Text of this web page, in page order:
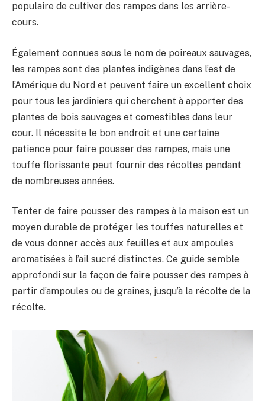
populaire de cultiver des rampes dans les arrière-
cours.
Également connues sous le nom de poireaux sauvages,
les rampes sont des plantes indigènes dans l’est de
l’Amérique du Nord et peuvent faire un excellent choix
pour tous les jardiniers qui cherchent à apporter des
plantes de bois sauvages et comestibles dans leur
cour. Il nécessite le bon endroit et une certaine
patience pour faire pousser des rampes, mais une
touffe florissante peut fournir des récoltes pendant
de nombreuses années.
Tenter de faire pousser des rampes à la maison est un
moyen durable de protéger les touffes naturelles et
de vous donner accès aux feuilles et aux ampoules
aromatisées à l’ail sucré distinctes. Ce guide semble
approfondi sur la façon de faire pousser des rampes à
partir d’ampoules ou de graines, jusqu’à la récolte de la
récolte.